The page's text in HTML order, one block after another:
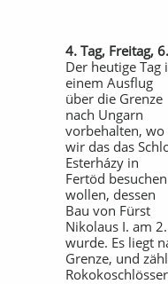
4. Tag, Freitag,
Der heutige Tag
einem Ausflug
über die Grenze
nach Ungarn
vorbehalten, wo
wir das das
Esterházy in
Fertöd besuchen
wollen, dessen
Bau von Fürst
Nikolaus I. am
wurde. Es liegt
Grenze, und